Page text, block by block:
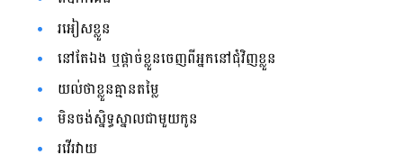
រអៀសខ្លួន
នៅតែឯង ឬផ្តាច់ខ្លួនចេញពីអ្នកនៅជុំវិញខ្លួន
យល់ថាខ្លួនគ្មានតម្លៃ
មិនចង់ស្និទ្ធស្នាលជាមួយកូន
រវើរវាយ